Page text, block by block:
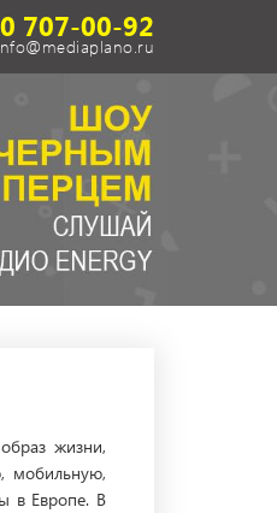
707-00-92
жизни,
мобильную,
в Европе. В